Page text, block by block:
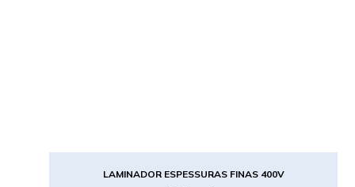
LAMINADOR ESPESSURAS FINAS 400V